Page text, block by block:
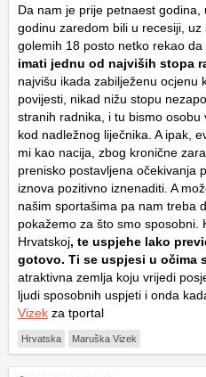
Da nam je prije petnaest
godinu zaredom bili u recesiji,
golemih 18 posto netko rekao da
imati jednu od najviših stopa
najvišu ikada zabilježenu ocjenu
povijesti, nikad nižu stopu
stranih radnika, i tu bismo
kod nadležnog liječnika. A ipak,
mi kao nacija, zbog kronične
prenisko postavljena očekivanja
iznova pozitivno iznenaditi. A
našim sportašima pa nam treba
pokažemo za što smo sposobni.
Hrvatskoj, te uspjehe lako
gotovo. Ti se uspjesi u očima
atraktivna zemlja koju vrijedi
ljudi sposobnih uspjeti i onda
Vizek za tportal
Hrvatska Maruška Vizek